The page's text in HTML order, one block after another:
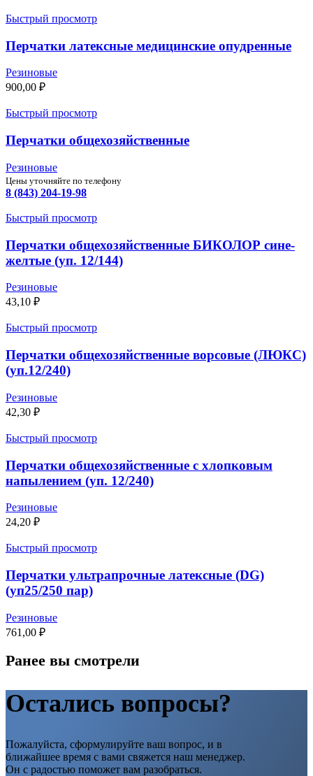
Быстрый просмотр
Перчатки латексные медицинские опудренные
Резиновые
900,00 ₽
Быстрый просмотр
Перчатки общехозяйственные
Резиновые
Цены уточняйте по телефону
8 (843) 204-19-98
Быстрый просмотр
Перчатки общехозяйственные БИКОЛОР сине-
желтые (уп. 12/144)
Резиновые
43,10 ₽
Быстрый просмотр
Перчатки общехозяйственные ворсовые (ЛЮКС)
(уп.12/240)
Резиновые
42,30 ₽
Быстрый просмотр
Перчатки общехозяйственные с хлопковым
напылением (уп. 12/240)
Резиновые
24,20 ₽
Быстрый просмотр
Перчатки ультрапрочные латексные (DG)
(уп25/250 пар)
Резиновые
761,00 ₽
Ранее вы смотрели
Остались вопросы?
Пожалуйста, сформулируйте ваш вопрос, и в
ближайшее время с вами свяжется наш менеджер.
Он с радостью поможет вам разобраться.